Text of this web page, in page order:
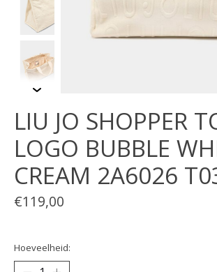
LIU JO SHOPPER
LOGO BUBBLE
CREAM 2A6026
€119,00
Hoeveelheid: